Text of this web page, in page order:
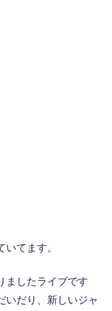
てます。
ましたライブです
いだり、新しいジャ